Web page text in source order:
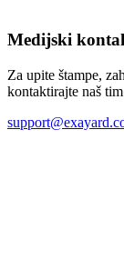
Medijski
Za upite štampe,
kontaktirajte naš